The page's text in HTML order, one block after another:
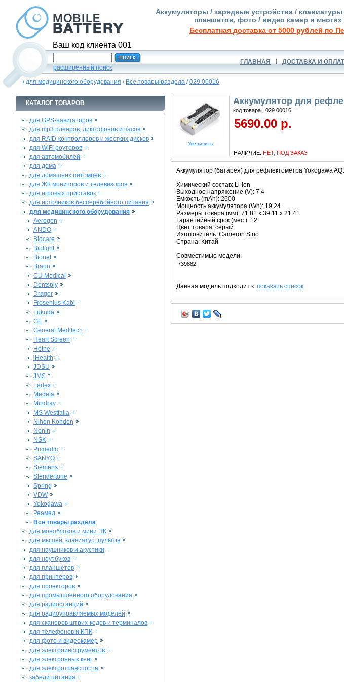
Ваш код клиента 001
Аккумуляторы / зарядные устройства /
планшетов, фото / видео камер и многих
Бесплатная доставка от 5000 рублей по
расширенный поиск
ГЛАВНАЯ ДОСТАВКА И
/для медицинского оборудования / Все товары раздела /029.00016
КАТАЛОГ ТОВАРОВ
для GPS-навигаторов
для mp3 плееров, диктофонов и часов
для RAID-контроллеров и жестких дисков
для WiFi роутеров
для автомобилей
для дома
для домашних питомцев
для ЖК мониторов и телевизоров
для игровых приставок
для источников бесперебойного питания
для медицинского оборудования
Aerogen
ANDO
Biocare
Biolight
Bionet
Braun
CU Medical
Dentsply
Drager
Fresenius Kabi
Fukuda
GE
General Meditech
Heart Screen
Heine
iHealth
JDSU
JMS
Ledex
Medela
Mindray
MS Westfalia
Nihon Kohden
Nonin
NSK
Primedic
SANYO
Siemens
Slendertone
Spring
VDW
Yokogawa
Реамед
Все товары раздела
для моноблоков и мини ПК
для мышей, клавиатур, пультов
для наушников и акустики
для ноутбуков
для планшетов
для принтеров
для проекторов
для промышленного оборудования
для радиостанций
для радиоуправляемых моделей
для сканеров штрих-кодов и терминалов
для телефонов и КПК
для фото и видеокамер
для электроинструментов
для электронных книг
для электротранспорта
кабели питания
Увеличить
Аккумулятор для
код товара : 029.00016
5690.00 р.
НАЛИЧИЕ: НЕТ, ПОД ЗАКАЗ
Аккумулятор (батарея) для рефлектометра Yokogawa
Химический состав: Li-ion
Выходное напряжение (V): 7.4
Емкость (mAh): 2600
Мощность аккумулятора (Wh): 19.24
Размеры товара (мм): 71.81 x 39.11 x 21.41
Гарантийный срок (мес.): 12
Цвет товара: серый
Изготовитель: Cameron Sino
Страна: Китай
Совместимые модели:
739882
Данная модель подходит к: показать список